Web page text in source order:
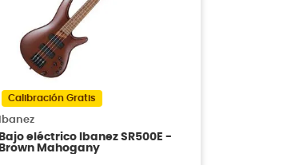
Calibración Gratis
Ibanez
Bajo eléctrico Ibanez SR500E -
Brown Mahogany